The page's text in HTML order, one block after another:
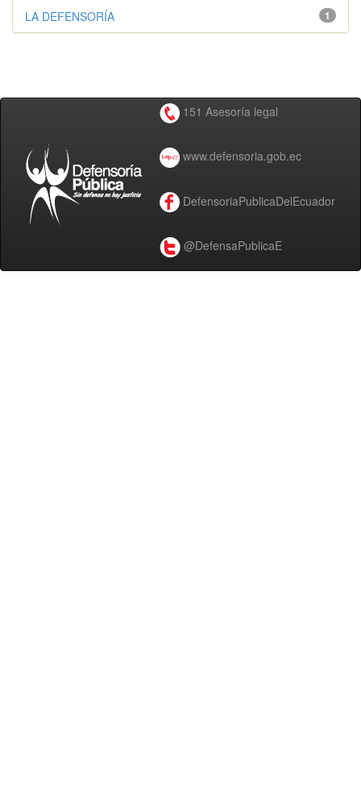
1
LA DEFENSORÍA
151 Asesoría legal
www.defensoria.gob.ec
DefensoriaPublicaDelEcuador
@DefensaPublicaE